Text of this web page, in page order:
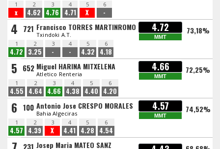
1
x
2
4.62
3
4.76
4
4.71
5
X
6
-
4 721 Francisco TORRES MARTINROMO
Txindoki A.T.
4.72
MMT
73,18%
1
4.72
2
3.25
3
-
4
-
5
4.32
6
4.18
5 652 Miguel HARINA MITXELENA
Atletico Renteria
4.66
MMT
72,25%
1
4.55
2
4.64
3
4.66
4
4.38
5
4.40
6
4.20
6 100 Antonio Jose CRESPO MORALES
Bahia Algeciras
4.57
MMT
74,52%
1
4.57
2
4.39
3
X
4
4.41
5
4.28
6
4.54
231 Josep Maria MATEO SANZ